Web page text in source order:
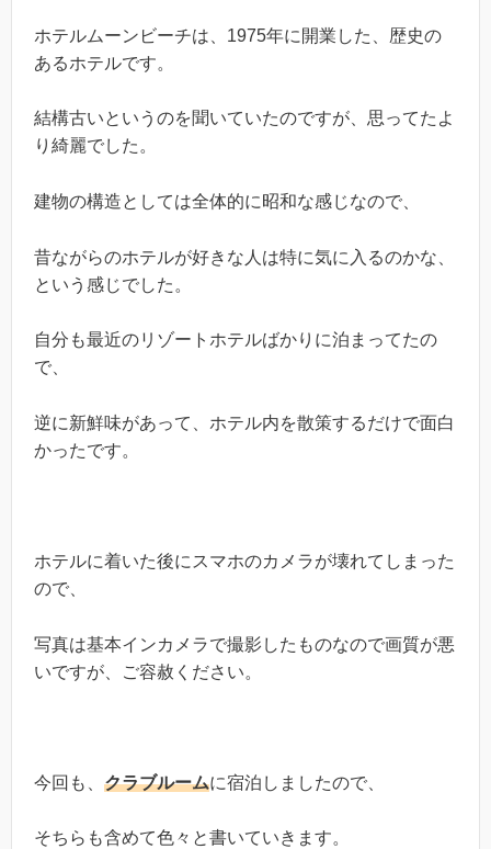
ホテルムーンビーチは、1975年に開業した、歴史の
あるホテルです。
結構古いというのを聞いていたのですが、思ってたよ
り綺麗でした。
建物の構造としては全体的に昭和な感じなので、
昔ながらのホテルが好きな人は特に気に入るのかな、
という感じでした。
自分も最近のリゾートホテルばかりに泊まってたの
で、
逆に新鮮味があって、ホテル内を散策するだけで面白
かったです。
ホテルに着いた後にスマホのカメラが壊れてしまった
ので、
写真は基本インカメラで撮影したものなので画質が悪
いですが、ご容赦ください。
今回も、 クラブルームに宿泊しましたので、
そちらも含めて色々と書いていきます。